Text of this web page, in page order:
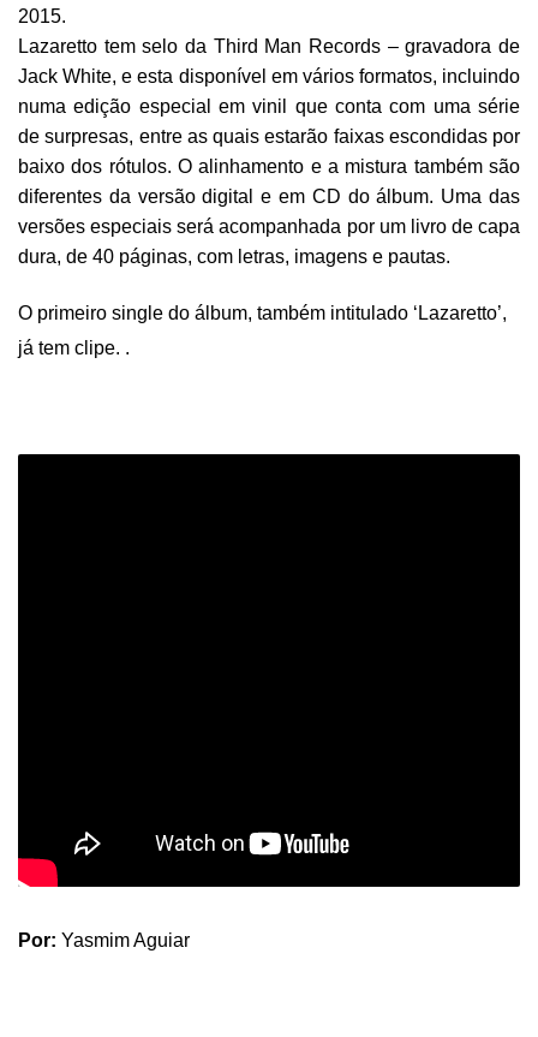
2015.
Lazaretto tem selo da Third Man Records – gravadora de
Jack White, e esta disponível em vários formatos, incluindo
numa edição especial em vinil que conta com uma série
de surpresas, entre as quais estarão faixas escondidas por
baixo dos rótulos. O alinhamento e a mistura também são
diferentes da versão digital e em CD do álbum. Uma das
versões especiais será acompanhada por um livro de capa
dura, de 40 páginas, com letras, imagens e pautas.
O primeiro single do álbum, também intitulado ‘Lazaretto’,
já tem clipe. .
Por: Yasmim Aguiar